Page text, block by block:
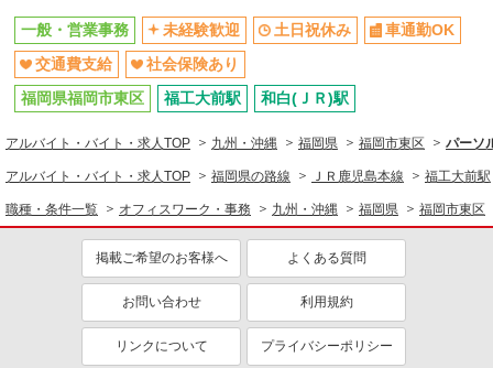
一般・営業事務 未経験歓迎 土日祝休み
車通勤OK
交通費支給
社会保険あり
福岡県福岡市東区
福工大前駅 和白(ＪＲ)駅
アルバイト・バイト・求人TOP 九州・沖縄 福岡県 福岡市東区 パーソ
アルバイト・バイト・求人TOP 福岡県の路線 ＪＲ鹿児島本線 福工大前駅
職種・条件一覧 オフィスワーク・事務 九州・沖縄 福岡県 福岡市東区
掲載ご希望のお客様へ よくある質問
お問い合わせ 利用規約
リンクについて プライバシーポリシー